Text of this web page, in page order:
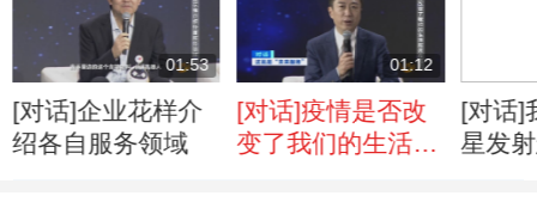
01:53
[对话]企业花样介
绍各自服务领域
01:12
[对话]疫情是否改
变了我们的生活服
[对话]
星发